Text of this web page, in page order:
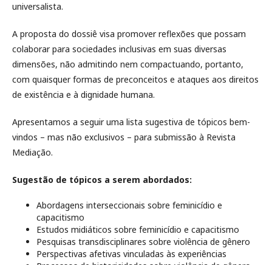
universalista.
A proposta do dossiê visa promover reflexões que possam
colaborar para sociedades inclusivas em suas diversas
dimensões, não admitindo nem compactuando, portanto,
com quaisquer formas de preconceitos e ataques aos direitos
de existência e à dignidade humana.
Apresentamos a seguir uma lista sugestiva de tópicos bem-
vindos – mas não exclusivos – para submissão à Revista
Mediação.
Sugestão de tópicos a serem abordados:
Abordagens interseccionais sobre feminicídio e
capacitismo
Estudos midiáticos sobre feminicídio e capacitismo
Pesquisas transdisciplinares sobre violência de gênero
Perspectivas afetivas vinculadas às experiências